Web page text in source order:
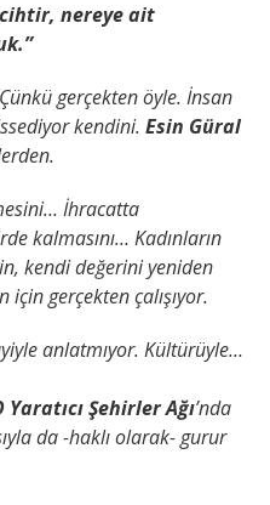
nereye ait
Çünkü gerçekten öyle. İnsan
kendini. Esin Güral
İhracatta
kalmasını… Kadınların
kendi değerini yeniden
için gerçekten çalışıyor.
anlatmıyor. Kültürüyle…
Yaratıcı Şehirler Ağı’nda
da -haklı olarak- gurur